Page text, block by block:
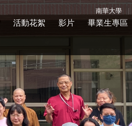
活動花絮 影片 畢業生專區
南華大學 |